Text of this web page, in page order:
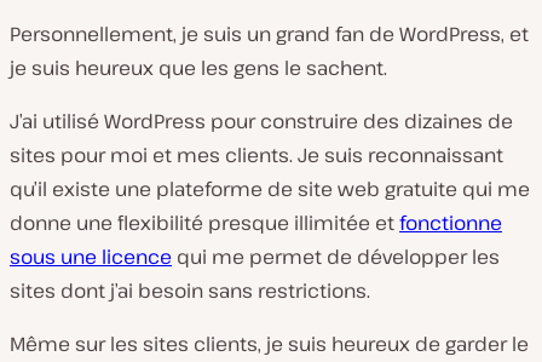
Personnellement, je suis un grand fan de WordPress, et
je suis heureux que les gens le sachent.
J’ai utilisé WordPress pour construire des dizaines de
sites pour moi et mes clients. Je suis reconnaissant
qu’il existe une plateforme de site web gratuite qui me
donne une flexibilité presque illimitée etfonctionne
sous une licence qui me permet de développer les
sites dont j’ai besoin sans restrictions.
Même sur les sites clients, je suis heureux de garder le